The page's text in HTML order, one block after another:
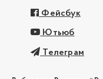
Фейсбук
Ютьюб
Телеграм